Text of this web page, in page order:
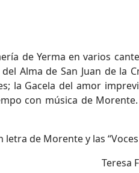
de Yerma en varios
Alma de San Juan de la
la Gacela del amor
con música de
de Morente y las
Teresa